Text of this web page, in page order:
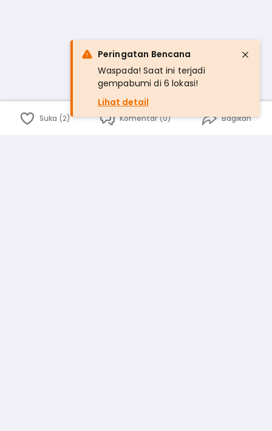
Suka (2) Komentar (0) Bagikan
Peringatan Bencana
Waspada! Saat ini terjadi
gempabumi di 6 lokasi!
Lihat detail